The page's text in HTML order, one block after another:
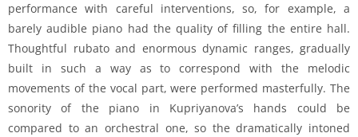
performance with careful interventions, so, for example, a
barely audible piano had the quality of filling the entire hall.
Thoughtful rubato and enormous dynamic ranges, gradually
built in such a way as to correspond with the melodic
movements of the vocal part, were performed masterfully. The
sonority of the piano in Kupriyanova’s hands could be
compared to an orchestral one, so the dramatically intoned